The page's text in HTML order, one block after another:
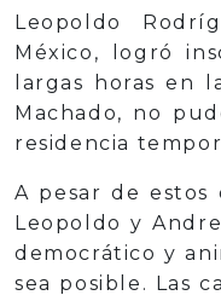
Leopoldo
México, logró
largas horas en
Machado, no
residencia
A pesar de estos
Leopoldo y
democrático y
sea posible. Las